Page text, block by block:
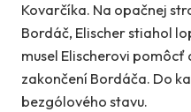
Kovarčíka. Na opačnej
Bordáč, Elischer stiahol
musel Elischerovi
zakončení Bordáča. Do
bezgólového stavu.